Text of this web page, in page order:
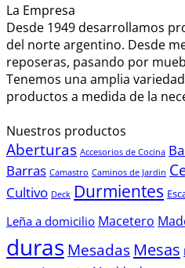
La Empresa
Desde 1949 desarrollamos
del norte argentino. Desde
reposeras, pasando por
Tenemos una amplia
productos a medida de la
Nuestros productos
Aberturas Accesorios de Cocina
Barras Camastro Caminos de Jardin
Cultivo Deck Durmientes
Leña a domicilio Macetero
duras Mesadas Mesas